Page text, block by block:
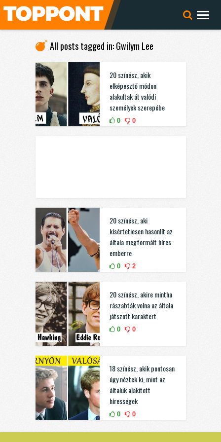
All posts tagged in: Gwilym Lee
20 színész, akik
elképesztő módon
alakultak át valódi
személyek szerepébe
0 0
20 színész, aki
kísértetiesen hasonlít az
általa megformált híres
emberre
0 2
20 színész, akire mintha
rászabták volna az általa
játszott karaktert
0 0
18 színész, akik pontosan
úgy néztek ki, mint az
általuk alakított
hírességek
0 0